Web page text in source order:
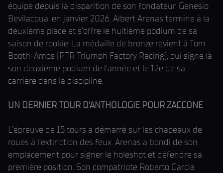
équipe depuis la disparition de son fondateur, Genesio
Bevilacqua, en janvier 2026. Albert Arenas termine à la
deuxième place et s'offre le huitième podium de sa
saison de rookie. La médaille de bronze revient à Tom
Booth-Amos (PTR Triumph Factory Racing), qui signe là
son deuxième podium de l'année et le 12e de sa
carrière dans la discipline.
UN DERNIER TOUR D'ANTHOLOGIE POUR ZACCONE
L'épreuve de 15 tours a démarré sur les chapeaux de
roues à l'extinction des feux. Arenas a bondi de son
emplacement pour signer le holeshot et défendre sa
première position. Son compatriote Roberto Garcia